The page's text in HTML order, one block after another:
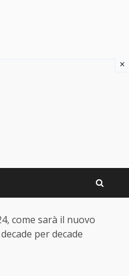
come sarà il nuovo
per decade
×